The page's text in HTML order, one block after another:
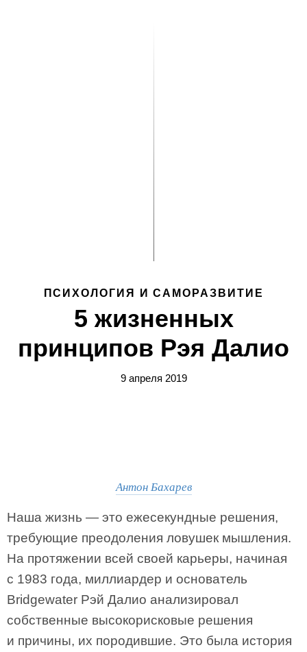
ПСИХОЛОГИЯ И САМОРАЗВИТИЕ
5 жизненных
принципов Рэя Далио
9 апреля 2019
Антон Бахарев
Наша жизнь — это ежесекундные решения,
требующие преодоления ловушек мышления.
На протяжении всей своей карьеры, начиная
с 1983 года, миллиардер и основатель
Bridgewater Рэй Далио анализировал
собственные высокорисковые решения
и причины, их породившие. Это была история